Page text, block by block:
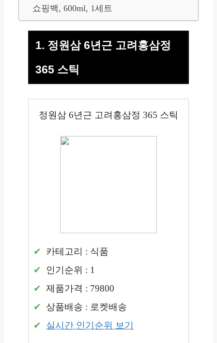
쇼핑백, 600ml, 1세트
1. 정원삼 6년근 고려홍삼정
365 스틱
정원삼 6년근 고려홍삼정 365 스틱
카테고리 : 식품
인기순위 : 1
제품가격 : 79800
상품배송 : 로켓배송
실시간 인기순위 보기